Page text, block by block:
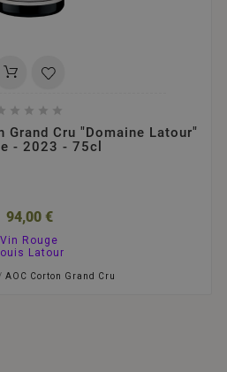
   
Cru "Domaine Latour"
- 2023 - 75cl
94,00 €
Vin Rouge
Latour
/ AOC Corton Grand Cru